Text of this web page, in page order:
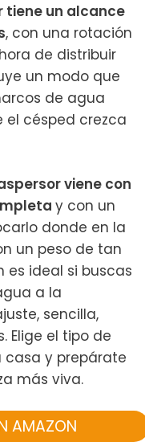
tiene un alcance
, con una rotación
de distribuir
un modo que
de agua
césped crezca
viene con
y con un
donde en la
un peso de tan
es ideal si buscas
a la
sencilla,
Elige el tipo de
y prepárate
más viva.
AMAZON